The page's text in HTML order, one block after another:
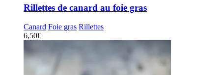
Rillettes de canard au foie gras
Canard Foie gras Rillettes
6,50€